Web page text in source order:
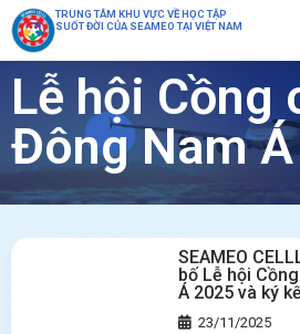
TRUNG TÂM KHU VỰC VỀ HỌC TẬP
SUỐT ĐỜI CỦA SEAMEO TẠI VIỆT NAM
Lễ hội Cồng
Đông Nam
SEAMEO
bố Lễ hội
Á 2025 và ký
âm nhạc quốc
23/11/2025